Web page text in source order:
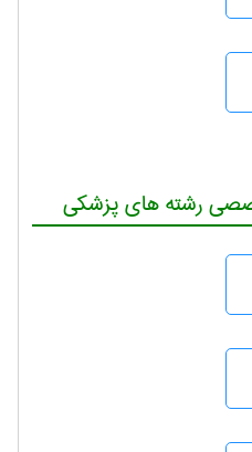
رشته های پزشکی